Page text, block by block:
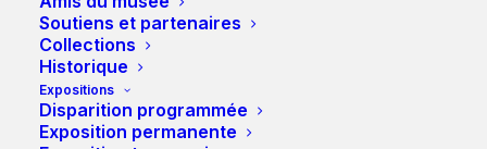
Soutiens et partenaires
Collections
Historique
Expositions
Disparition programmée
Exposition permanente
Rapport d’avancement du
Musée Bolo – Mai/Juin
2018
13 JUILLET 2018 ACTIVITÉS DES AMIS